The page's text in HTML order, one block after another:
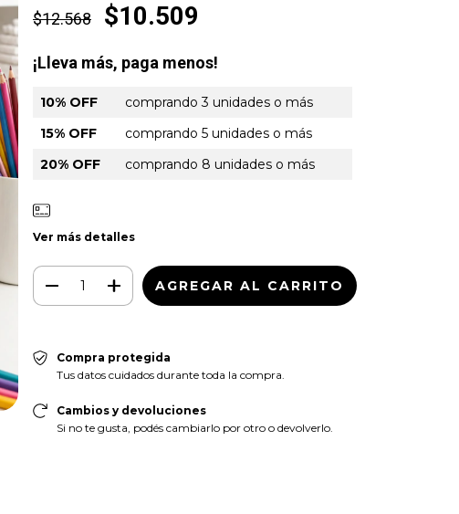
$12.568 $10.509
¡Lleva más, paga menos!
10% OFF
comprando 3 unidades o más
15% OFF
comprando 5 unidades o más
20% OFF
comprando 8 unidades o más
Ver más detalles
Compra protegida
Tus datos cuidados durante toda la compra.
Cambios y devoluciones
Si no te gusta, podés cambiarlo por otro o devolverlo.